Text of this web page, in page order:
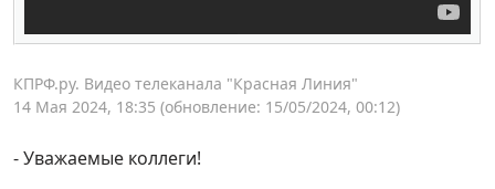
КПРФ.ру. Видео телеканала "Красная Линия"
14 Мая 2024, 18:35 (обновление: 15/05/2024, 00:12)
- Уважаемые коллеги!